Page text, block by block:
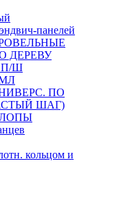
панелей
ДЕРЕВУ
П/Ш
ПО
ШАГ)
кольцом и